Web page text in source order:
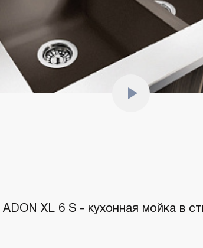
ADON XL 6 S - кухонная мойка в